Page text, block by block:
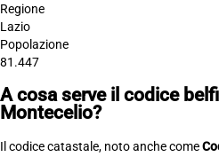
Regione
Lazio
Popolazione
81.447
A cosa serve il codice
Montecelio?
Il codice catastale, noto anche come